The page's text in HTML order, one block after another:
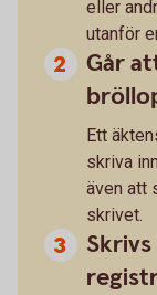
eller
utanför
Går
Ett
skriva
även att
skrivet.